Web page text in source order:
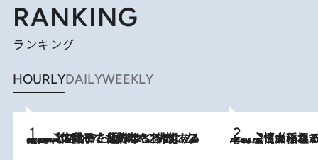
RANKING
ランキング
HOURLYDAILYWEEKLY
2026.8.5
【阿川佐和子さんの年とる力】なぜ70代で始めた趣味は“こんなに楽しい”のか？ ピアノ、俳句…スランプに陥っても続けられる“ある秘訣”とは 2026.8.5
下町風情あふれる台北屈指の人気エリア・大稲埕でセンスのいい台湾土産《ヴ